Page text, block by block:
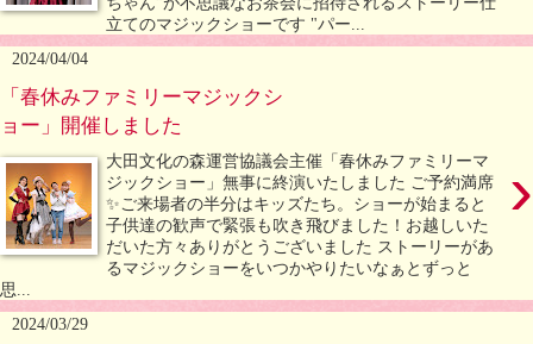
立てのマジックショーです "パー...
2024/04/04
「春休みファミリーマジックシ
ョー」開催しました
›
大田文化の森運営協議会主催「春休みファミリーマ
ジックショー」無事に終演いたしました ご予約満席
✨ご来場者の半分はキッズたち。ショーが始まると
子供達の歓声で緊張も吹き飛びました！お越しいた
だいた方々ありがとうございました ストーリーがあ
るマジックショーをいつかやりたいなぁとずっと
思...
2024/03/29